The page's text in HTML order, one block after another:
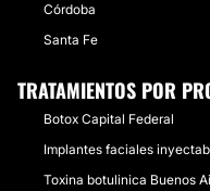
Córdoba
Santa Fe
TRATAMIENTOS POR
Botox Capital Federal
Implantes faciales
Toxina botulinica Buenos